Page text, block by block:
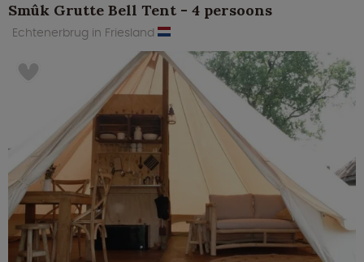
Smûk Grutte Bell Tent - 4 persoons
Echtenerbrug in Friesland